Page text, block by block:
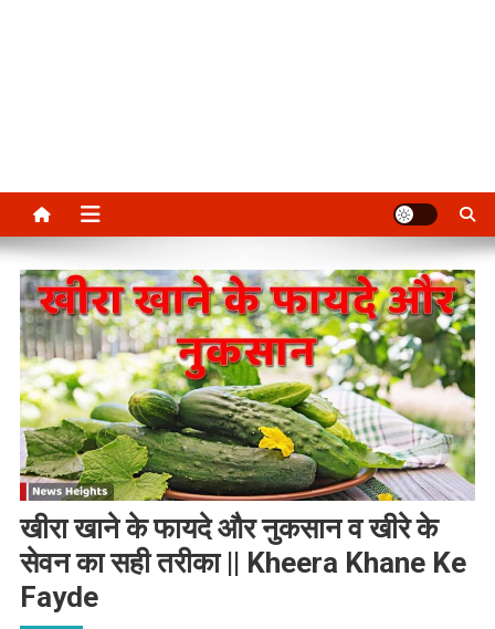
खीरा खाने के फायदे और नुकसान व खीरे के
सेवन का सही तरीका || Kheera Khane Ke
Fayde